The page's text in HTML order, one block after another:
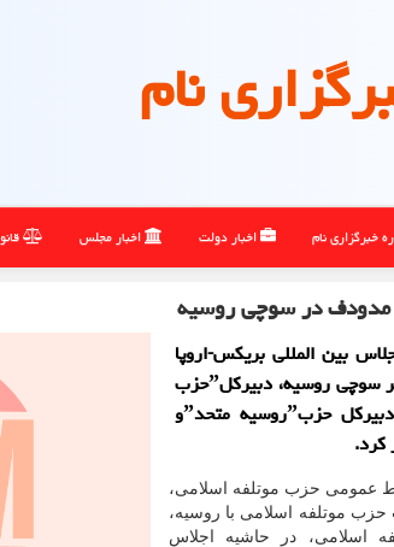
نام
خبرگزاری نام اخبار دولت اخبار مجلس
مدودف در سوچی روسیه
بین المللی بریکس-اروپا
وکنفرانسˮآزادی برای ملت هاˮدر شهر سوچی روسیه، دبیرکلˮحزب
موتلفه اسلامیˮبا دیمیتری مدودف، دبیرکل حزبˮروسیه متحدˮو
عمومی حزب موتلفه اسلامی،
موتلفه اسلامی با روسیه،
اسلامی، در حاشیه اجلاس